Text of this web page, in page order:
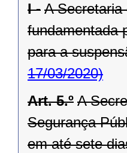
I - A Secretaria
fundamentada
para a
17/03/2020)
Art. 5.º A
Segurança
em até sete